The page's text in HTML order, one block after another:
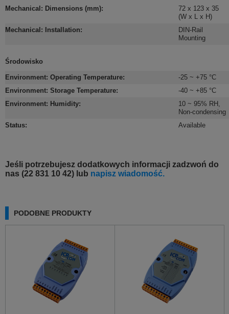
Mechanical: Dimensions (mm):
72 x 123 x 35
(W x L x H)
Mechanical: Installation:
DIN-Rail
Mounting
Środowisko
Environment: Operating Temperature:
-25 ~ +75 °C
Environment: Storage Temperature:
-40 ~ +85 °C
Environment: Humidity:
10 ~ 95% RH,
Non-condensing
Status: Available
Jeśli potrzebujesz dodatkowych informacji zadzwoń do
nas (22 831 10 42) lub napisz wiadomość.
PODOBNE PRODUKTY